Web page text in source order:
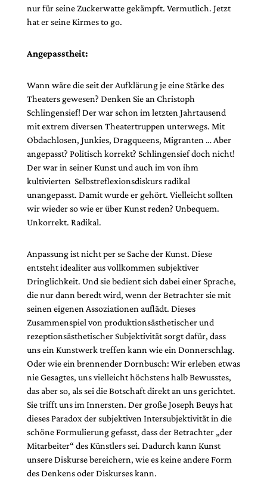
nur für seine Zuckerwatte gekämpft. Vermutlich. Jetzt
hat er seine Kirmes to go.
Angepasstheit:
Wann wäre die seit der Aufklärung je eine Stärke des
Theaters gewesen? Denken Sie an Christoph
Schlingensief! Der war schon im letzten Jahrtausend
mit extrem diversen Theatertruppen unterwegs. Mit
Obdachlosen, Junkies, Dragqueens, Migranten … Aber
angepasst? Politisch korrekt? Schlingensief doch nicht!
Der war in seiner Kunst und auch im von ihm
kultivierten Selbstreflexionsdiskurs radikal
unangepasst. Damit wurde er gehört. Vielleicht sollten
wir wieder so wie er über Kunst reden? Unbequem.
Unkorrekt. Radikal.
Anpassung ist nicht per se Sache der Kunst. Diese
entsteht idealiter aus vollkommen subjektiver
Dringlichkeit. Und sie bedient sich dabei einer Sprache,
die nur dann beredt wird, wenn der Betrachter sie mit
seinen eigenen Assoziationen auflädt. Dieses
Zusammenspiel von produktionsästhetischer und
rezeptionsästhetischer Subjektivität sorgt dafür, dass
uns ein Kunstwerk treffen kann wie ein Donnerschlag.
Oder wie ein brennender Dornbusch: Wir erleben etwas
nie Gesagtes, uns vielleicht höchstens halb Bewusstes,
das aber so, als sei die Botschaft direkt an uns gerichtet.
Sie trifft uns im Innersten. Der große Joseph Beuys hat
dieses Paradox der subjektiven Intersubjektivität in die
schöne Formulierung gefasst, dass der Betrachter „der
Mitarbeiter“ des Künstlers sei. Dadurch kann Kunst
unsere Diskurse bereichern, wie es keine andere Form
des Denkens oder Diskurses kann.